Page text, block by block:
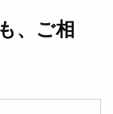
、ご相